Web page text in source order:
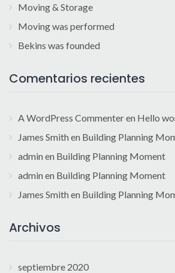
Moving & Storage
Moving was performed
Bekins was founded
Comentarios recientes
A WordPress Commenteren Hello
James Smith en Building Planning
admin en Building Planning Moment
admin en Building Planning Moment
James Smith en Building Planning
Archivos
septiembre 2020